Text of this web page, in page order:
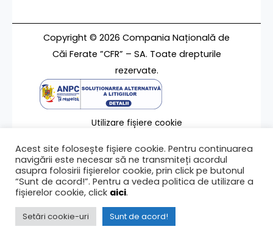
Copyright © 2026 Compania Națională de
Căi Ferate ”CFR” – SA. Toate drepturile
rezervate.
Utilizare fișiere cookie
Contact
Ultima modificare a paginii 02/03/2026
Acest site folosește fișiere cookie. Pentru continuarea
navigării este necesar să ne transmiteți acordul
asupra folosirii fișierelor cookie, prin click pe butonul
“Sunt de acord!”. Pentru a vedea politica de utilizare a
fișierelor cookie, click aici.
Setări cookie-uri Sunt de acord!